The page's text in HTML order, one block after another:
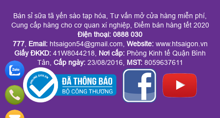
Bán sỉ sữa tã yến sào tạp hóa, Tư vấn mở cửa hàng miễn phí,
Cung cấp hàng cho cơ quan xí nghiệp, Điểm bán hàng tết 2020
Điện thoại: 0888 030
777, Email:htsaigon54@gmail.com, Website:www.htsaigon.vn
Giấy ĐKKD: 41W8044218, Nơi cấp: Phòng Kinh tế Quận Bình
Tân, Cấp ngày:23/08/2016, MST:8059637611